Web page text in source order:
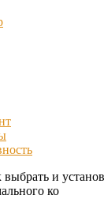
выбрать и
ко